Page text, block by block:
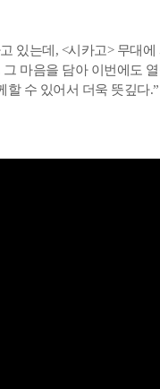
있는데, <시카고> 무대
마음을 담아 이번에도
할 수 있어서 더욱 뜻깊다.”